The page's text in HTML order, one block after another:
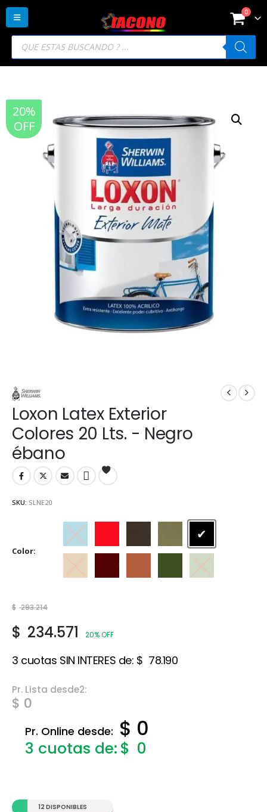
Búsqueda
productos
0
20%
OFF
Loxon Latex Exterior
Colores 20 Lts. - Negro
ébano
SKU: SLNE20
Color
Azul Traful Gris cementoNegro ébano
Ocre Verde ForestaVerde Safari
$ 293.214
$ 234.571 20% OFF
3 cuotas SIN INTERES de: $ 78.190
Pr. Lista desde2:
$ 0
Pr. Online desde: $ 0
$ 0
12 DISPONIBLES